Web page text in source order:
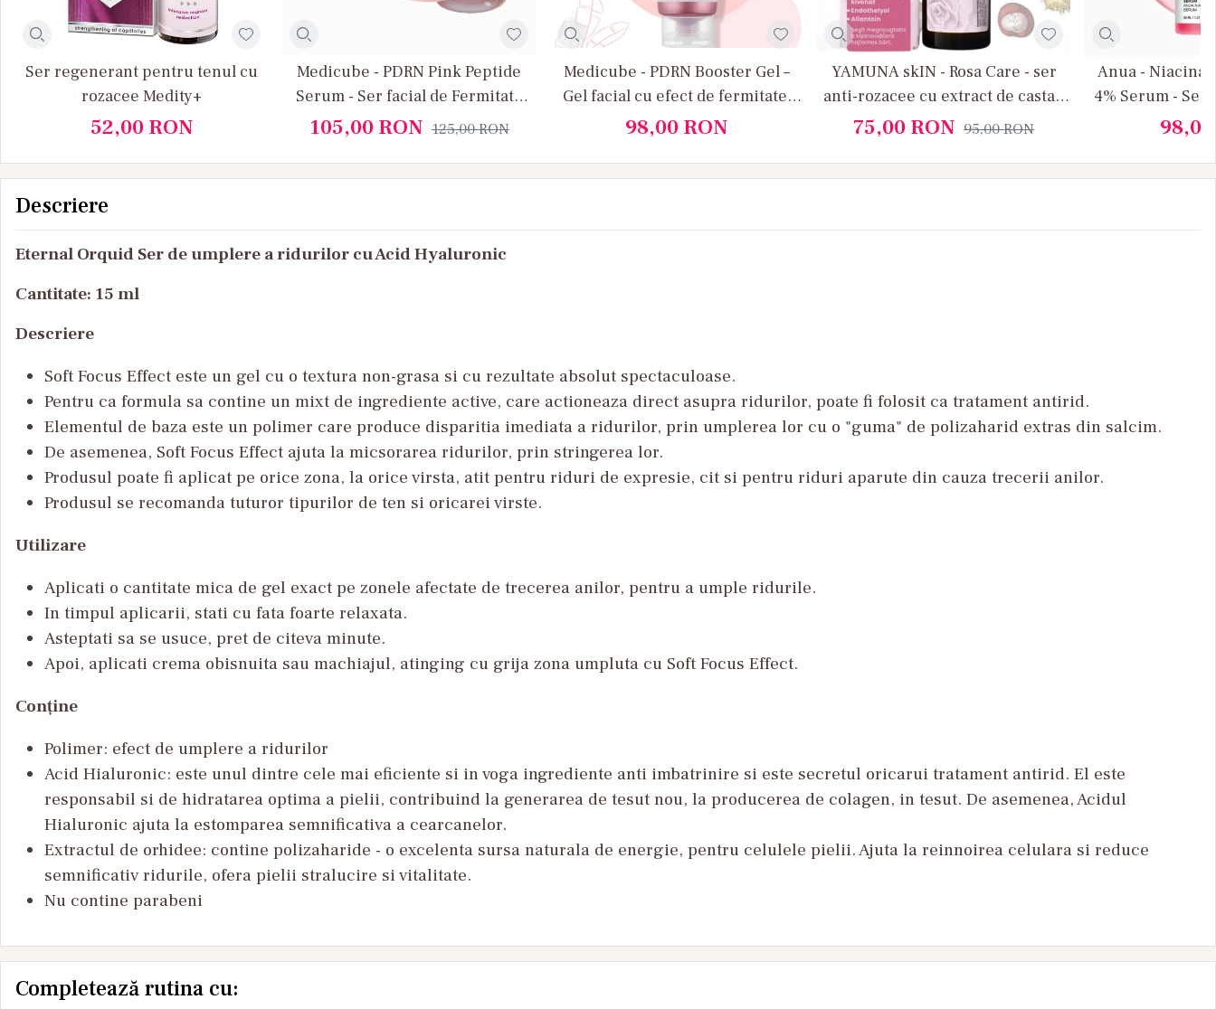
Ser regenerant pentru tenul cu
rozacee Medity+
52,00 RON
Medicube - PDRN Pink Peptide
Serum - Ser facial de Fermitate
Anti Age, Hidratare si
105,00 RON 125,00RON
Medicube - PDRN Booster Gel –
Gel facial cu efect de fermitate,
hidratare si regenerare profunda
98,00 RON
YAMUNA skIN - Rosa Care - ser
anti-rozacee cu extract de castan
indian
75,00 RON 95,00RON
Anua -
4% Serum -
pete
Descriere
Eternal Orquid Ser de umplere a ridurilor cu Acid Hyaluronic
Cantitate: 15 ml
Descriere
Soft Focus Effect este un gel cu o textura non-grasa si cu rezultate absolut spectaculoase.
Pentru ca formula sa contine un mixt de ingrediente active, care actioneaza direct asupra ridurilor, poate fi folosit ca tratament antirid.
Elementul de baza este un polimer care produce disparitia imediata a ridurilor, prin umplerea lor cu o "guma" de polizaharid extras din salcim.
De asemenea, Soft Focus Effect ajuta la micsorarea ridurilor, prin stringerea lor.
Produsul poate fi aplicat pe orice zona, la orice virsta, atit pentru riduri de expresie, cit si pentru riduri aparute din cauza trecerii anilor.
Produsul se recomanda tuturor tipurilor de ten si oricarei virste.
Utilizare
Aplicati o cantitate mica de gel exact pe zonele afectate de trecerea anilor, pentru a umple ridurile.
In timpul aplicarii, stati cu fata foarte relaxata.
Asteptati sa se usuce, pret de citeva minute.
Apoi, aplicati crema obisnuita sau machiajul, atinging cu grija zona umpluta cu Soft Focus Effect.
Conține
Polimer: efect de umplere a ridurilor
Acid Hialuronic: este unul dintre cele mai eficiente si in voga ingrediente anti imbatrinire si este secretul oricarui tratament antirid. El este
responsabil si de hidratarea optima a pielii, contribuind la generarea de tesut nou, la producerea de colagen, in tesut. De asemenea, Acidul
Hialuronic ajuta la estomparea semnificativa a cearcanelor.
Extractul de orhidee: contine polizaharide - o excelenta sursa naturala de energie, pentru celulele pielii. Ajuta la reinnoirea celulara si reduce
semnificativ ridurile, ofera pielii stralucire si vitalitate.
Nu contine parabeni
Completează rutina cu: